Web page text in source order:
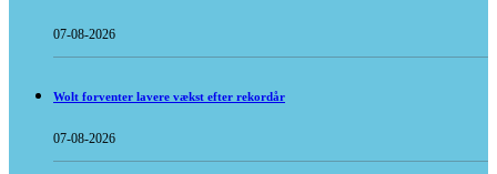
07-08-2026
Wolt forventer lavere vækst efter rekordår
07-08-2026